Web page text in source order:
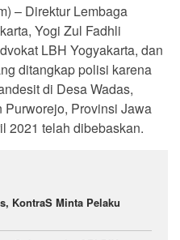
– Direktur Lembaga
Yogi Zul Fadhli
LBH Yogyakarta, dan
ditangkap polisi karena
di Desa Wadas,
Purworejo, Provinsi Jawa
2021 telah dibebaskan.
KontraS Minta Pelaku